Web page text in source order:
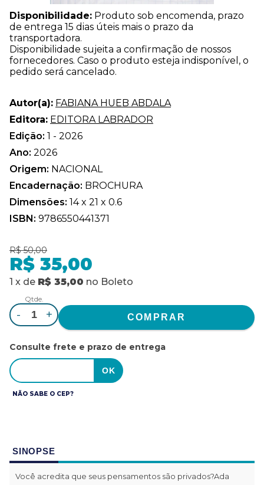
Disponibilidade: Produto sob encomenda, prazo
de entrega 15 dias úteis mais o prazo da
transportadora.
Disponibilidade sujeita a confirmação de nossos
fornecedores. Caso o produto esteja indisponível, o
pedido será cancelado.
Autor(a): FABIANA HUEB ABDALA
Editora: EDITORA LABRADOR
Edição: 1 - 2026
Ano: 2026
Origem: NACIONAL
Encadernação: BROCHURA
Dimensões: 14 x 21 x 0.6
ISBN: 9786550441371
R$ 50,00
R$ 35,00
1 x de R$ 35,00 no Boleto
Qtde.
- +
Consulte frete e prazo de entrega
NÃO SABE O CEP?
SINOPSE
Você acredita que seus pensamentos são privados?Ada